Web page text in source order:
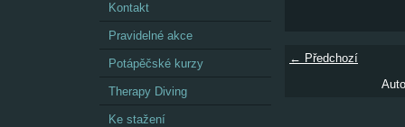
Kontakt
Pravidelné akce
Potápěčské kurzy
Therapy Diving
Ke stažení
← Předchozí